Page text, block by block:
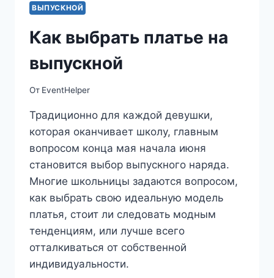
ВЫПУСКНОЙ
Как выбрать платье на
выпускной
От EventHelper
Традиционно для каждой девушки,
которая оканчивает школу, главным
вопросом конца мая начала июня
становится выбор выпускного наряда.
Многие школьницы задаются вопросом,
как выбрать свою идеальную модель
платья, стоит ли следовать модным
тенденциям, или лучше всего
отталкиваться от собственной
индивидуальности.